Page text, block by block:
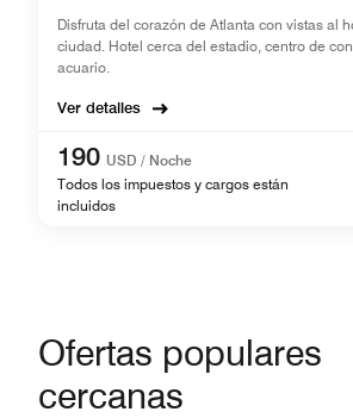
Disfruta del corazón de Atlanta con vistas al
ciudad. Hotel cerca del estadio, centro de
acuario.
Ver detalles
190 USD / Noche
Todos los impuestos y cargos están
incluidos
Ofertas populares
cercanas